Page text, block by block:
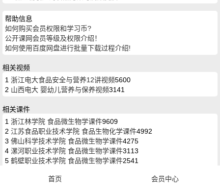
帮助信息
如何购买会员权限和学习币?
公开课网会员等级及权限介绍！
如何使用百度网盘进行批量下载过程介绍!
相关视频
1 浙江电大食品安全与营养12讲视频5600
2 山西电大 婴幼儿营养与保养视频3141
相关课件
1 浙江林学院 食品微生物学课件9609
2 江苏食品职业技术学院 食品生物化学课件4992
3 佛山科学技术学院 食品微生物学课件4275
4 漯河职业技术学院 食品微生物学课件3113
5 鹤壁职业技术学院 食品微生物学课件2541
首页 会员中心